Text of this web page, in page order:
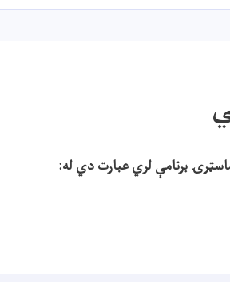
برنامې لري عبارت دي له: